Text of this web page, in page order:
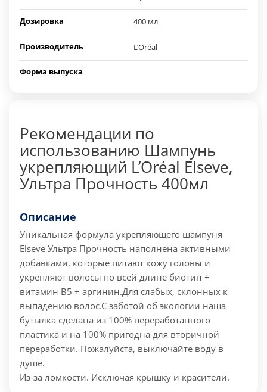
Дозировка 400 мл
Производитель L’Oréal
Форма выпуска
Рекомендации по
использованию Шампунь
укрепляющий L’Oréal Elseve,
Ультра Прочность 400мл
Описание
Уникальная формула укрепляющего шампуня
Elseve Ультра Прочность наполнена активными
добавками, которые питают кожу головы и
укрепляют волосы по всей длине биотин +
витамин В5 + аргинин.Для слабых, склонных к
выпадению волос.С заботой об экологии наша
бутылка сделана из 100% переработанного
пластика и на 100% пригодна для вторичной
переработки. Пожалуйста, выключайте воду в
душе.
Из-за ломкости. Исключая крышку и красители.